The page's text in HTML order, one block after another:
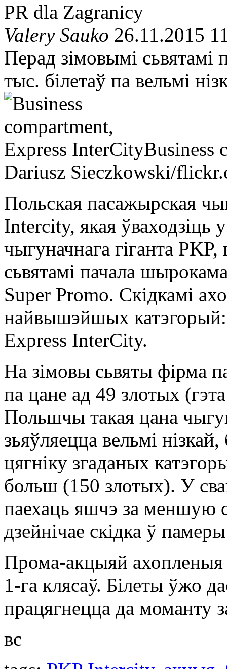
PR dla Zagranicy
Valery Sauko 26.11.2015
Перад зімовымі
тыс. білетаў па вельмі
Business
Dariusz Sieczkowski/
Польская пасажырская
Intercity, якая ўваходзіць
чыгуначнага гіганта
сьвятамі пачала
Super Promo. Скідкамі
найвышэйшых
Express InterCity.
На зімовы сьвяты фірма
па цане ад 49 злотых
Польшчы такая цана
зьяўляецца вельмі
цягніку згаданых
больш (150 злотых). У
паехаць яшчэ за меншую
дзейнічае скідка ў
Прома-акцыяй ахопленыя
1-га клясаў. Білеты ўжо
працягнецца да моманту
вс